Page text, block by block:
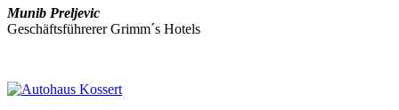
Munib Preljevic
Geschäftsführerer Grimm´s Hotels